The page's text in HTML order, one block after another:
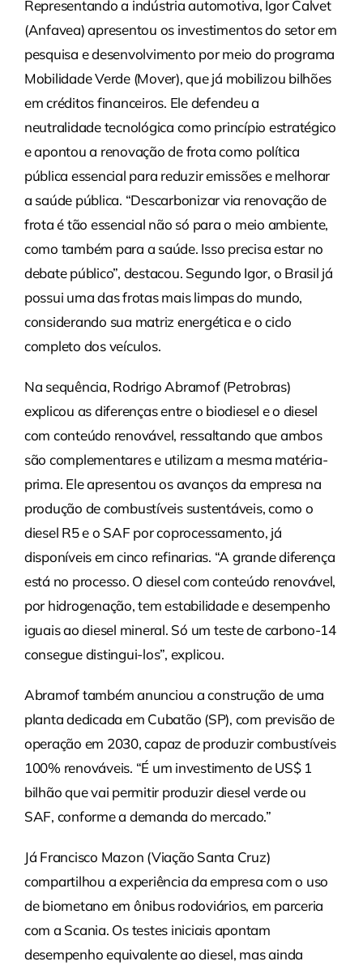
Representando a indústria automotiva, Igor Calvet
(Anfavea) apresentou os investimentos do setor em
pesquisa e desenvolvimento por meio do programa
Mobilidade Verde (Mover), que já mobilizou bilhões
em créditos financeiros. Ele defendeu a
neutralidade tecnológica como princípio estratégico
e apontou a renovação de frota como política
pública essencial para reduzir emissões e melhorar
a saúde pública. “Descarbonizar via renovação de
frota é tão essencial não só para o meio ambiente,
como também para a saúde. Isso precisa estar no
debate público”, destacou. Segundo Igor, o Brasil já
possui uma das frotas mais limpas do mundo,
considerando sua matriz energética e o ciclo
completo dos veículos.
Na sequência, Rodrigo Abramof (Petrobras)
explicou as diferenças entre o biodiesel e o diesel
com conteúdo renovável, ressaltando que ambos
são complementares e utilizam a mesma matéria-
prima. Ele apresentou os avanços da empresa na
produção de combustíveis sustentáveis, como o
diesel R5 e o SAF por coprocessamento, já
disponíveis em cinco refinarias. “A grande diferença
está no processo. O diesel com conteúdo renovável,
por hidrogenação, tem estabilidade e desempenho
iguais ao diesel mineral. Só um teste de carbono-14
consegue distingui-los”, explicou.
Abramof também anunciou a construção de uma
planta dedicada em Cubatão (SP), com previsão de
operação em 2030, capaz de produzir combustíveis
100% renováveis. “É um investimento de US$ 1
bilhão que vai permitir produzir diesel verde ou
SAF, conforme a demanda do mercado.”
Já Francisco Mazon (Viação Santa Cruz)
compartilhou a experiência da empresa com o uso
de biometano em ônibus rodoviários, em parceria
com a Scania. Os testes iniciais apontam
desempenho equivalente ao diesel, mas ainda